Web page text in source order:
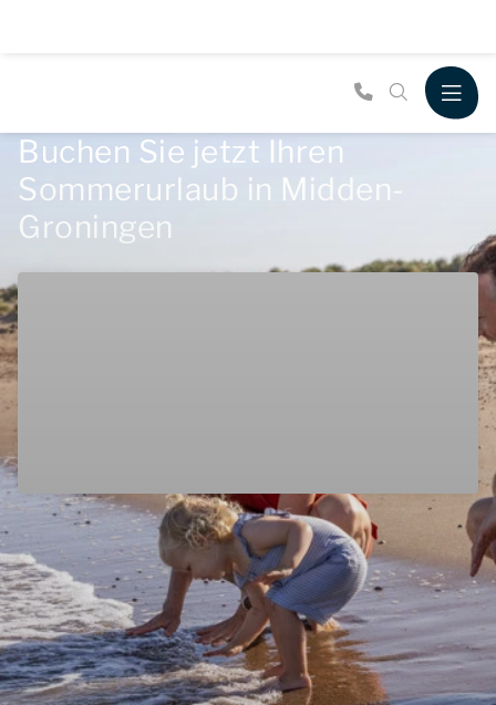
Buchen Sie jetzt Ihren
Sommerurlaub in Midden-
Groningen